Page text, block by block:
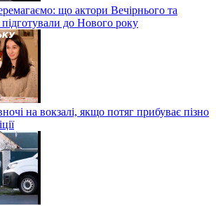
що актори Вечірнього та
до Нового року
на вокзалі, якщо потяг прибуває пізно